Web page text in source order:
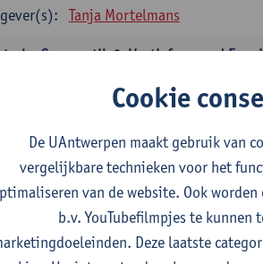
Tanja Mortelmans
Grammatik 2, Vertiefung und
Tanja Mortelmans
Sprachbeherrschung 1
1E/2E SEM
studiepunten
Tanja Mortelmans Alex Haider
und Gesellschaft im
1E/2E SEM
studiepunten
Cookie
De UAntwerpen maakt gebruik van
vergelijkbare technieken voor het
van de website. Ook
b.v. YouTubefilmpjes te kunnen
Deze laatste